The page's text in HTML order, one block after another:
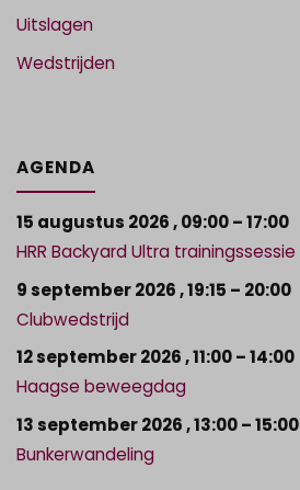
Uitslagen
Wedstrijden
AGENDA
15 augustus 2026,09:00– 17:00
HRR Backyard Ultra trainingssessie
9 september 2026,19:15 – 20:00
Clubwedstrijd
12 september 2026,11:00– 14:00
Haagse beweegdag
13 september 2026,13:00– 15:00
Bunkerwandeling